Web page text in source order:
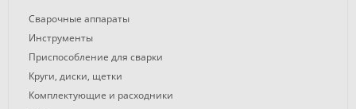
Сварочные аппараты
Инструменты
Приспособление для сварки
Круги, диски, щетки
Комплектующие и расходники